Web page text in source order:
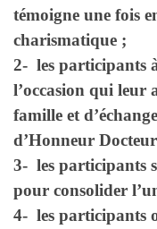
témoigne une fois
charismatique ;
2- les participants
l’occasion qui leur
famille et
d’Honneur
3- les participants
pour consolider
4- les participants